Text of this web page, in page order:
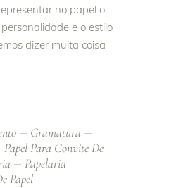
no papel o
e o estilo
dizer muita coisa
Gramatura
Papel Para Convite De
Papelaria
Papel